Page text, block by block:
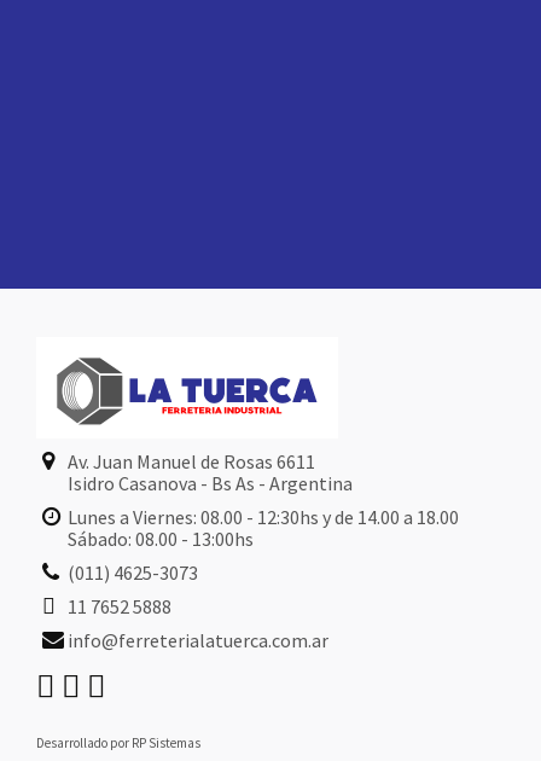
Av. Juan Manuel de Rosas 6611
Isidro Casanova - Bs As - Argentina
Lunes a Viernes: 08.00 - 12:30hs y de 14.00 a 18.00
Sábado: 08.00 - 13:00hs
(011) 4625-3073
11 7652 5888
info@ferreterialatuerca.com.ar
Desarrollado por RP Sistemas